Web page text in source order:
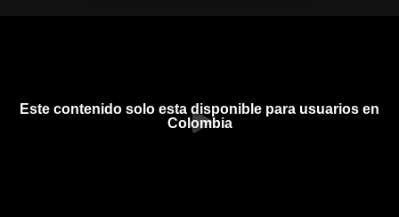
Este contenido solo esta disponible para usuarios en
Colombia